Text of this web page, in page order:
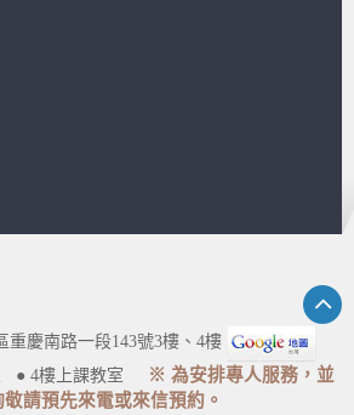
重慶南路一段143號3樓、4樓
樓上課教室
※ 為安排專人服務，並
請預先來電或來信預約。